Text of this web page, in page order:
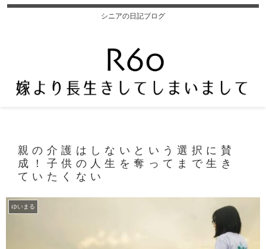
シニアの日記ブログ
親の介護はしないという選択に賛
成！子供の人生を奪ってまで生き
ていたくない
ゆいまる